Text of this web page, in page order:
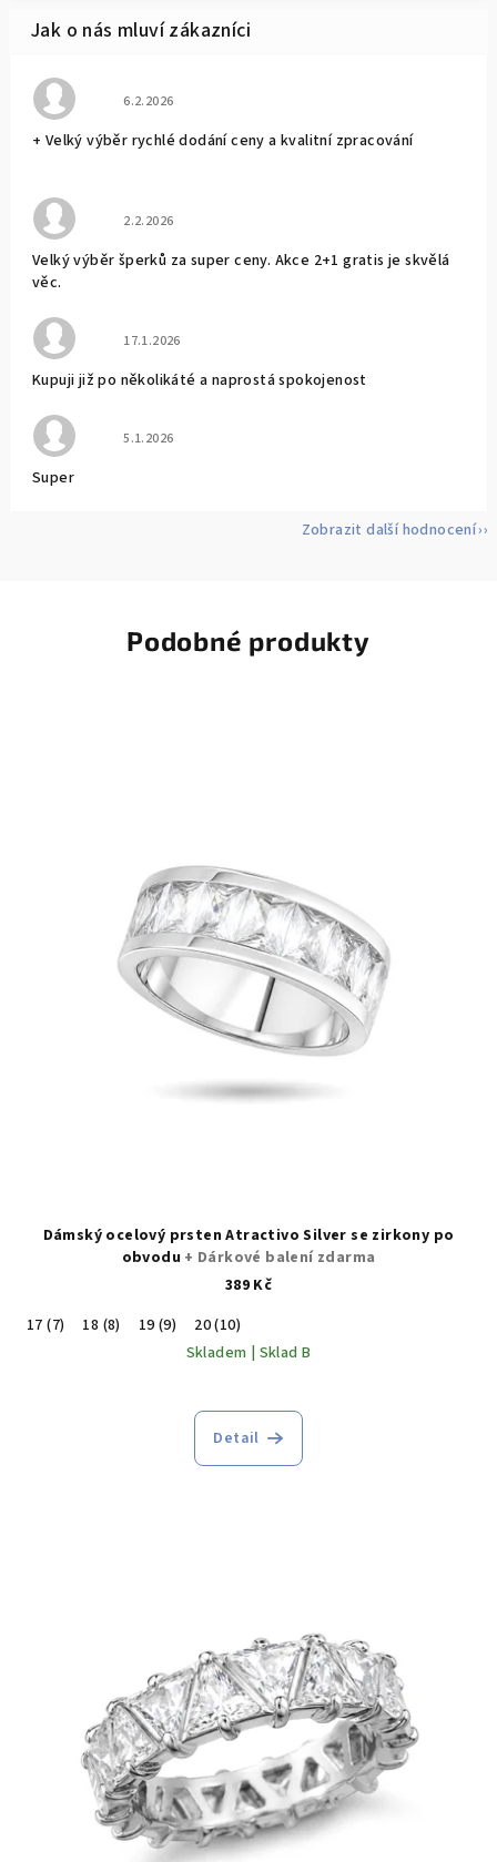
Hodnocení obchodu je 5 z 5 hvězdiček.
6.2.2026
+ Velký výběr rychlé dodání ceny a kvalitní zpracování
Hodnocení obchodu je 5 z 5 hvězdiček.
2.2.2026
Velký výběr šperků za super ceny. Akce 2+1 gratis je skvělá
věc.
Hodnocení obchodu je 5 z 5 hvězdiček.
17.1.2026
Kupuji již po několikáté a naprostá spokojenost
Hodnocení obchodu je 5 z 5 hvězdiček.
5.1.2026
Super
Zobrazit další hodnocení
Podobné produkty
Dámský ocelový prsten Atractivo Silver se zirkony po
obvodu + Dárkové balení zdarma
389 Kč
17 (7)
18 (8) 19 (9)
20 (10)
Skladem | Sklad B
Detail